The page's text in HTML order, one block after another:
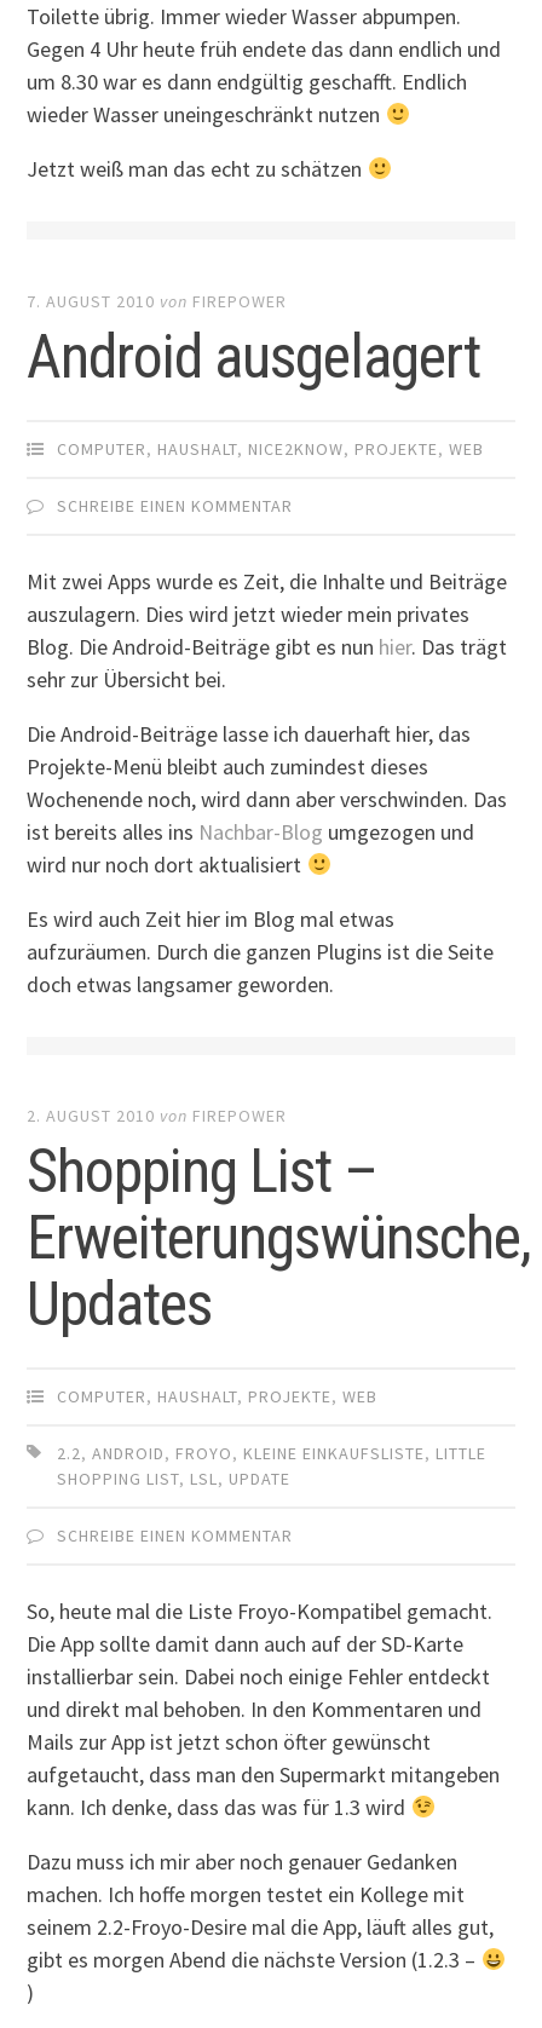
Toilette übrig. Immer wieder Wasser abpumpen.
Gegen 4 Uhr heute früh endete das dann endlich und
um 8.30 war es dann endgültig geschafft. Endlich
wieder Wasser uneingeschränkt nutzen
Jetzt weiß man das echt zu schätzen
7. AUGUST 2010 von FIREPOWER
Android ausgelagert
COMPUTER, HAUSHALT, NICE2KNOW, PROJEKTE,WEB
SCHREIBE EINEN KOMMENTAR
Mit zwei Apps wurde es Zeit, die Inhalte und Beiträge
auszulagern. Dies wird jetzt wieder mein privates
Blog. Die Android-Beiträge gibt es nun hier. Das trägt
sehr zur Übersicht bei.
Die Android-Beiträge lasse ich dauerhaft hier, das
Projekte-Menü bleibt auch zumindest dieses
Wochenende noch, wird dann aber verschwinden. Das
ist bereits alles ins Nachbar-Blog umgezogen und
wird nur noch dort aktualisiert
Es wird auch Zeit hier im Blog mal etwas
aufzuräumen. Durch die ganzen Plugins ist die Seite
doch etwas langsamer geworden.
2. AUGUST 2010 von FIREPOWER
Shopping List –
Erweiterungswünsche,
Updates
COMPUTER, HAUSHALT, PROJEKTE,WEB
2.2,ANDROID, FROYO, KLEINE EINKAUFSLISTE, LITTLE
SHOPPING LIST, LSL, UPDATE
SCHREIBE EINEN KOMMENTAR
So, heute mal die Liste Froyo-Kompatibel gemacht.
Die App sollte damit dann auch auf der SD-Karte
installierbar sein. Dabei noch einige Fehler entdeckt
und direkt mal behoben. In den Kommentaren und
Mails zur App ist jetzt schon öfter gewünscht
aufgetaucht, dass man den Supermarkt mitangeben
kann. Ich denke, dass das was für 1.3 wird
Dazu muss ich mir aber noch genauer Gedanken
machen. Ich hoffe morgen testet ein Kollege mit
seinem 2.2-Froyo-Desire mal die App, läuft alles gut,
gibt es morgen Abend die nächste Version (1.2.3 –
)